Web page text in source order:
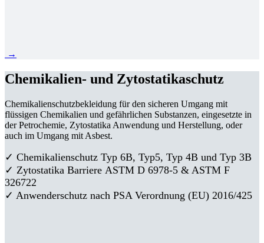
→
Chemikalien- und Zytostatikaschutz
Chemikalienschutzbekleidung für den sicheren Umgang mit
flüssigen Chemikalien und gefährlichen Substanzen, eingesetzte in
der Petrochemie, Zytostatika Anwendung und Herstellung, oder
auch im Umgang mit Asbest.
✓ Chemikalienschutz Typ 6B, Typ5, Typ 4B und Typ 3B
✓ Zytostatika Barriere ASTM D 6978-5 & ASTM F
326722
✓ Anwenderschutz nach PSA Verordnung (EU) 2016/425